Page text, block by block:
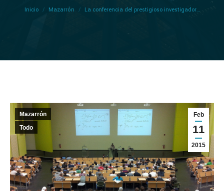
Inicio Mazarrón La conferencia del prestigioso investigador…
Feb
11
2015
Mazarrón
Todo